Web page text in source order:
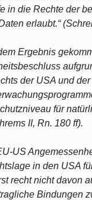
in die Rechte der
erlaubt.“
Ergebnis
der USA und
für
II, Rn. 180 ff).
US
in den USA
recht nicht davon
Bindungen